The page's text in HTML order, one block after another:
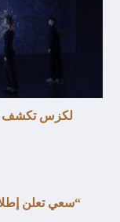
لكزس تكشف
“سعي تعلن